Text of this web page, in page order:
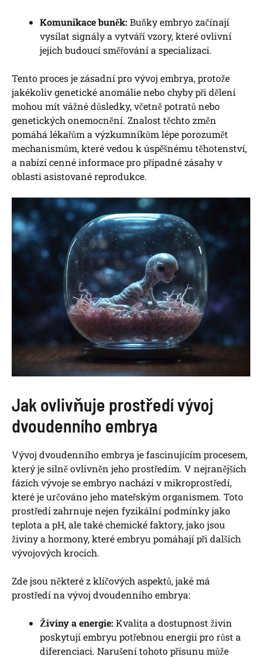
Komunikace buněk: Buňky embryo začínají
vysílat signály a vytváří vzory, které ovlivní
jejich budoucí směřování a specializaci.
Tento proces je zásadní pro vývoj embrya, protože
jakékoliv genetické anomálie nebo chyby při dělení
mohou mít vážné důsledky, včetně potratů nebo
genetických onemocnění. Znalost těchto změn
pomáhá lékařům a výzkumníkům lépe porozumět
mechanismům, které vedou k úspěšnému těhotenství,
a nabízí cenné informace pro případné zásahy v
oblasti asistované reprodukce.
Jak ovlivňuje prostředí vývoj
dvoudenního embrya
Vývoj dvoudenního embrya je fascinujícím procesem,
který je silně ovlivněn jeho prostředím. V nejranějších
fázích vývoje se embryo nachází v mikroprostředí,
které je určováno jeho mateřským organismem. Toto
prostředí zahrnuje nejen fyzikální podmínky jako
teplota a pH, ale také chemické faktory, jako jsou
živiny a hormony, které embryu pomáhají při dalších
vývojových krocích.
Zde jsou některé z klíčových aspektů, jaké má
prostředí na vývoj dvoudenního embrya:
Živiny a energie: Kvalita a dostupnost živin
poskytují embryu potřebnou energii pro růst a
diferenciaci. Narušení tohoto přísunu může